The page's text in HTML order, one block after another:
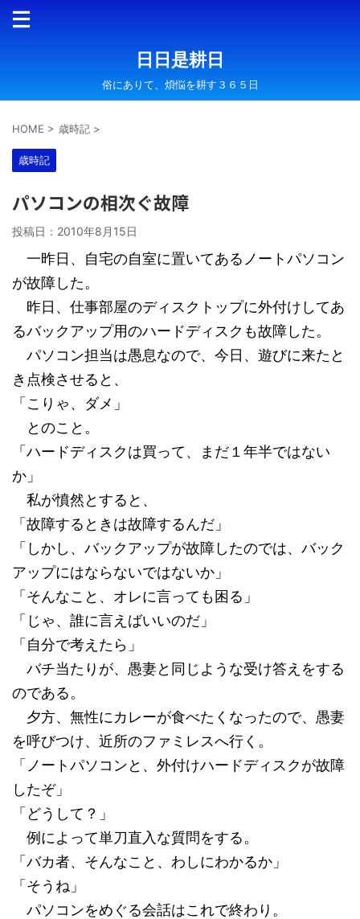
日日是耕日
俗にありて、煩悩を耕す３６５日
HOME > 歳時記 >
歳時記
パソコンの相次ぐ故障
投稿日： 2010年8月15日
一昨日、自宅の自室に置いてあるノートパソコン
が故障した。
昨日、仕事部屋のディスクトップに外付けしてあ
るバックアップ用のハードディスクも故障した。
パソコン担当は愚息なので、今日、遊びに来たと
き点検させると、
「こりゃ、ダメ」
とのこと。
「ハードディスクは買って、まだ１年半ではない
か」
私が憤然とすると、
「故障するときは故障するんだ」
「しかし、バックアップが故障したのでは、バック
アップにはならないではないか」
「そんなこと、オレに言っても困る」
「じゃ、誰に言えばいいのだ」
「自分で考えたら」
バチ当たりが、愚妻と同じような受け答えをする
のである。
夕方、無性にカレーが食べたくなったので、愚妻
を呼びつけ、近所のファミレスへ行く。
「ノートパソコンと、外付けハードディスクが故障
したぞ」
「どうして？」
例によって単刀直入な質問をする。
「バカ者、そんなこと、わしにわかるか」
「そうね」
パソコンをめぐる会話はこれで終わり。